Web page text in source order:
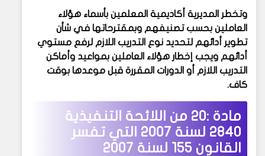
وتخطر المديرية أكاديمية المعلمين بأسماء هؤلاء
العاملين بحسب تصنيفهم وبمقترحاتها في شأن
تطوير أدائهم لتحديد نوع التدريب اللازم لرفع مستوي
أدائهم ويجب إخطار هؤلاء العاملين بمواعيد وأماكن
التدريب اللازم أو الدورات المقررة قبل موعدها بوقت
كاف.
مادة :20 من
اللائحة التنفيذية
2840 لسنة 2007 التي تفسر
القانون 155 لسنة 2007